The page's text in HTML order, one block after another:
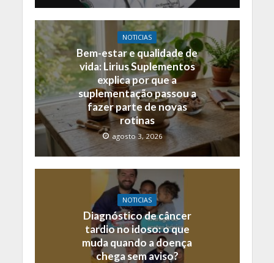
NOTICIAS
Bem-estar e qualidade de
vida: Lirius Suplementos
explica por que a
suplementação passou a
fazer parte de novas
rotinas
agosto 3, 2026
NOTICIAS
Diagnóstico de câncer
tardio no idoso: o que
muda quando a doença
chega sem aviso?